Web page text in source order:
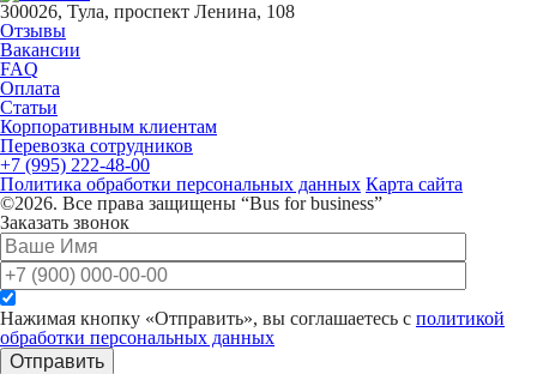
300026, Тула, проспект Ленина, 108
Отзывы
Вакансии
FAQ
Оплата
Статьи
Корпоративным клиентам
Перевозка сотрудников
+7 (995) 222-48-00
Политика обработки персональных данных Карта сайта
©2026. Все права защищены “Bus for business”
Заказать звонок
Нажимая кнопку «Отправить», вы соглашаетесь с политикой
обработки персональных данных
Отправить